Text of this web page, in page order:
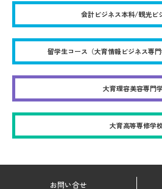
会計ビジネス本科/観光ビ
留学生コース（大育情報ビジネス専
大育理容美容専門
大育高等専修学
お問い合せ